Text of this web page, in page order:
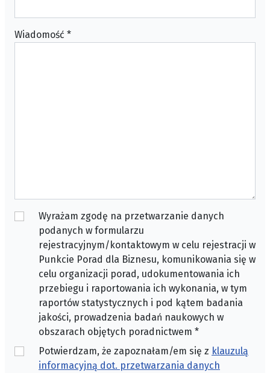
Wiadomość *
Wyrażam zgodę na przetwarzanie danych
podanych w formularzu
rejestracyjnym/kontaktowym w celu rejestracji w
Punkcie Porad dla Biznesu, komunikowania się w
celu organizacji porad, udokumentowania ich
przebiegu i raportowania ich wykonania, w tym
raportów statystycznych i pod kątem badania
jakości, prowadzenia badań naukowych w
obszarach objętych poradnictwem *
Potwierdzam, że zapoznałam/em się z klauzulą
informacyjną dot. przetwarzania danych